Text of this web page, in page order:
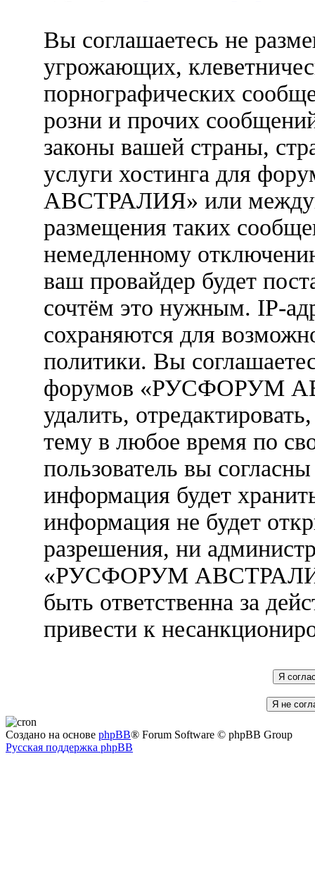
Вы соглашаетесь не
угрожающих,
порнографических
розни и прочих
законы вашей страны,
услуги хостинга для
АВСТРАЛИЯ» или
размещения таких
немедленному
ваш провайдер будет
сочтём это нужным. IP-
сохраняются для
политики. Вы
форумов «РУСФОРУМ
удалить,
тему в любое время по
пользователь вы
информация будет
информация не будет
разрешения, ни
«РУСФОРУМ
быть ответственна за
привести к
Создано на основе phpBB® Forum Software © phpBB Group
Русская поддержка phpBB